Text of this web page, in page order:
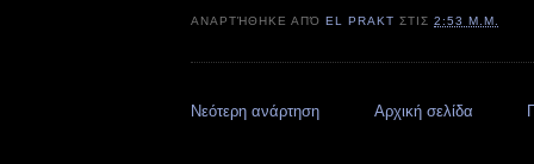
ΑΝΑΡΤΉΘΗΚΕ ΑΠΌEL PRAKT ΣΤΙΣ2:53 Μ.Μ.
Νεότερη ανάρτηση Αρχική σελίδα